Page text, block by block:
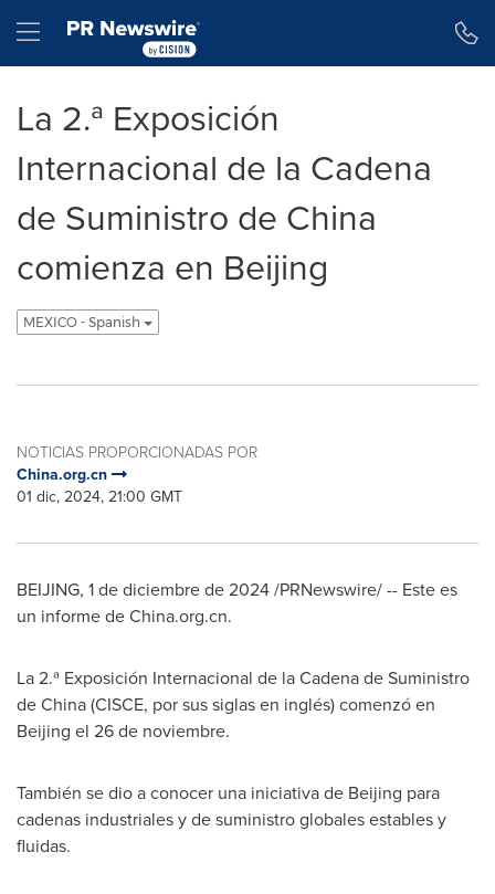
Hamburger menu
La 2.ª Exposición
Internacional de la Cadena
de Suministro de China
comienza en Beijing
MEXICO - Spanish
NOTICIAS PROPORCIONADAS POR
China.org.cn
01 dic, 2024, 21:00 GMT
BEIJING, 1 de diciembre de 2024/PRNewswire/ -- Este es
un informe de China.org.cn.
La 2.ª Exposición Internacional de la Cadena de Suministro
deChina(CISCE, por sus siglas en inglés) comenzó en
Beijing el 26 de noviembre.
También se dio a conocer una iniciativa de Beijing para
cadenas industriales y de suministro globales estables y
fluidas.